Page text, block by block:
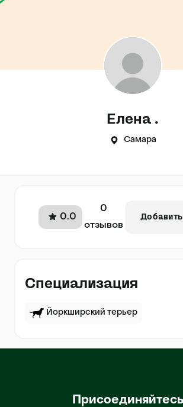
Елена .
Самара
0.0
0
отзывов
Специализация
Йоркширский терьер